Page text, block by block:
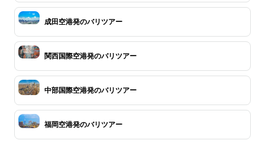
成田空港発のバリツアー
関西国際空港発のバリツアー
中部国際空港発のバリツアー
福岡空港発のバリツアー